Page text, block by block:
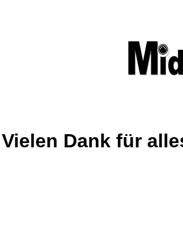
Vielen Dank für